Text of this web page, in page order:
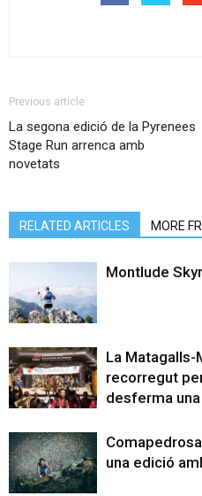
Previous article
La segona edició de la Pyrenees
Stage Run arrenca amb
novetats
RELATED ARTICLES MORE
Montlude
La
recorregut
desferma
una edició